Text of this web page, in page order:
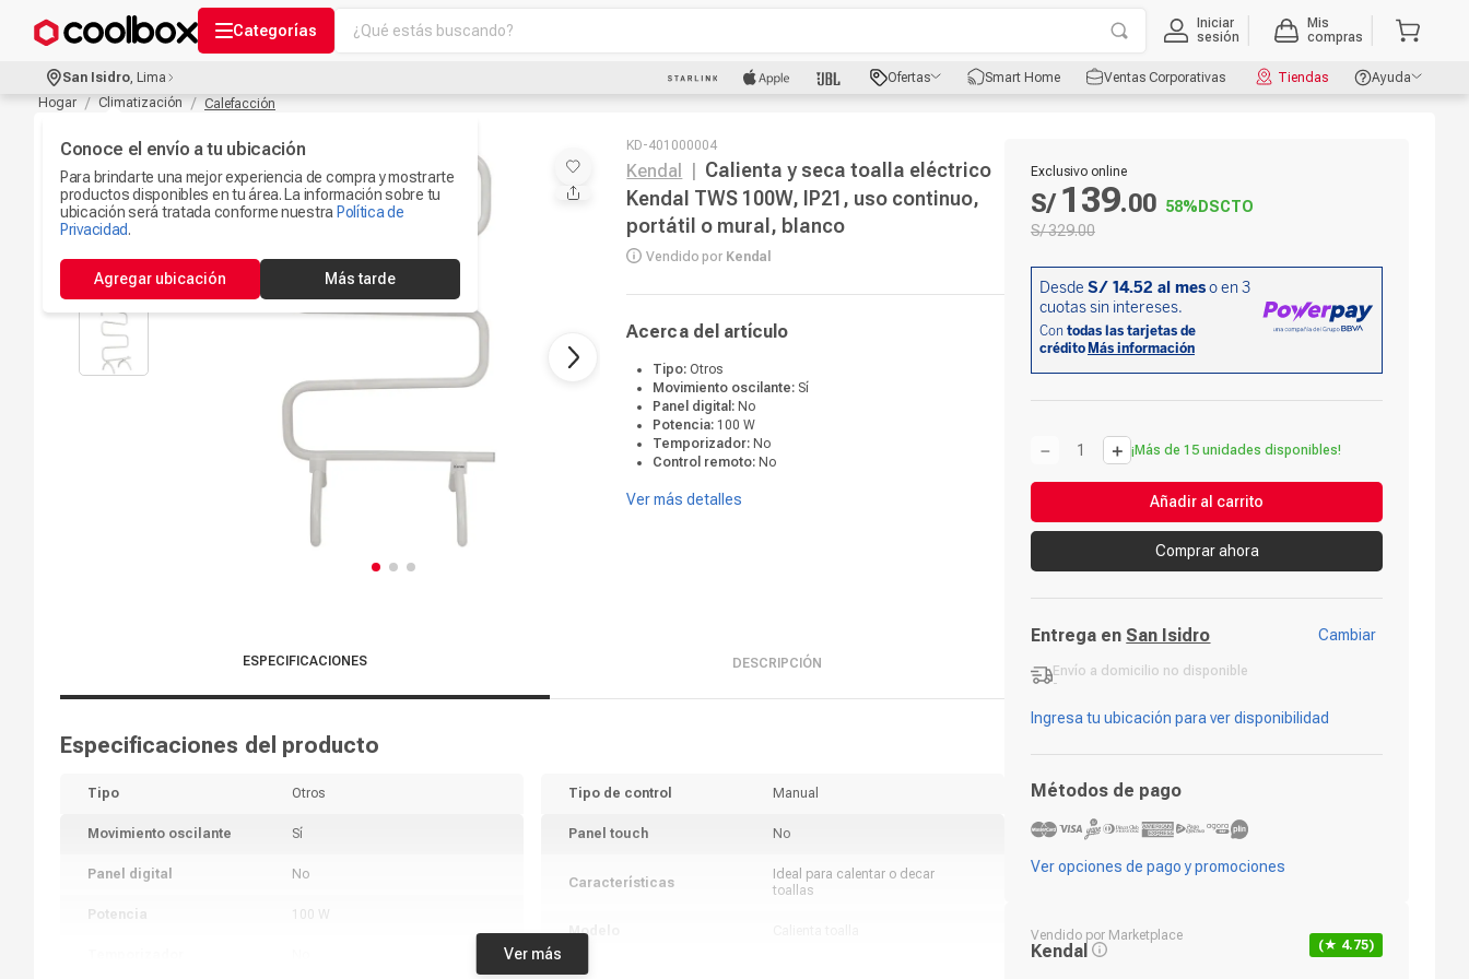
Categorías
¿Qué estás buscando?
3.
Ipad
Iphone 17
Microfono
Camaras Seguridad
8.
Parlantes Bluetooth
10.
Smartwach
Iniciar
sesión
Mis
compras
San Isidro, Lima
Conoce el envío a tu ubicación
Para brindarte una mejor experiencia de compra y mostrarte
productos disponibles en tu área. La información sobre tu
ubicación será tratada conforme nuestra Política de
Privacidad.
Agregar ubicación Más tarde
Ofertas Smart Home Ventas Corporativas Tiendas
Ayuda
Hogar
Climatización Calefacción
KD-401000004
Kendal
Calienta y seca toalla eléctrico
Kendal TWS 100W, IP21, uso continuo,
portátil o mural, blanco
Vendido por Kendal
Acerca del artículo
Tipo:Otros
Movimiento oscilante: Sí
Panel digital: No
Potencia: 100 W
Temporizador: No
Control remoto: No
Ver más detalles
ESPECIFICACIONES DESCRIPCIÓN
Especificaciones del producto
Tipo Otros
Movimiento oscilante Sí
Panel digital No
Potencia 100 W
Tipo de control Manual
Panel touch No
Características
Ideal para calentar o decar
toallas
Modelo
Marca
Ver más
Exclusivo online
S/ 139.00 58% DSCTO
S/329.00
＋
－ ¡Más de 15 unidades disponibles!
Añadir al carrito
Comprar ahora
Entrega en San Isidro Cambiar
Envío a domicilio no disponible
-
Ingresa tu ubicación para ver disponibilidad
Métodos de pago
Ver opciones de pago y promociones
Vendido por Marketplace
Kendal (★ 4.75)